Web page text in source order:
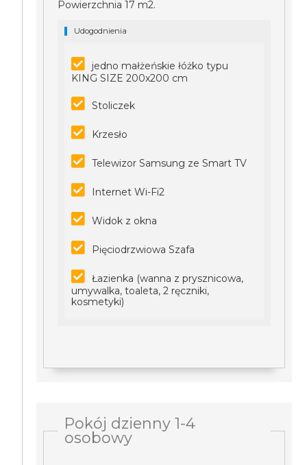
Powierzchnia 17 m2.
Udogodnienia
jedno małżeńskie łóżko typu
KING SIZE 200x200 cm
Stoliczek
Krzesło
Telewizor Samsung ze Smart TV
Internet Wi-Fi2
Widok z okna
Pięciodrzwiowa Szafa
Łazienka (wanna z prysznicowa,
umywalka, toaleta, 2 ręczniki,
kosmetyki)
Pokój dzienny 1-4
osobowy